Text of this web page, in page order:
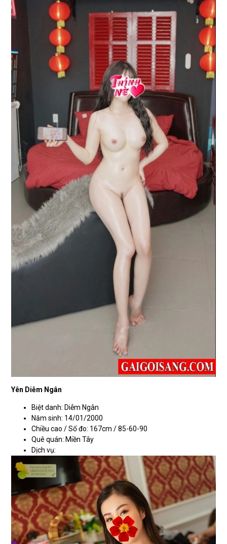
Yên Diễm Ngân
Biệt danh: Diễm Ngân
Năm sinh: 14/01/2000
Chiều cao / Số đo: 167cm / 85-60-90
Quê quán: Miền Tây
Dịch vụ: